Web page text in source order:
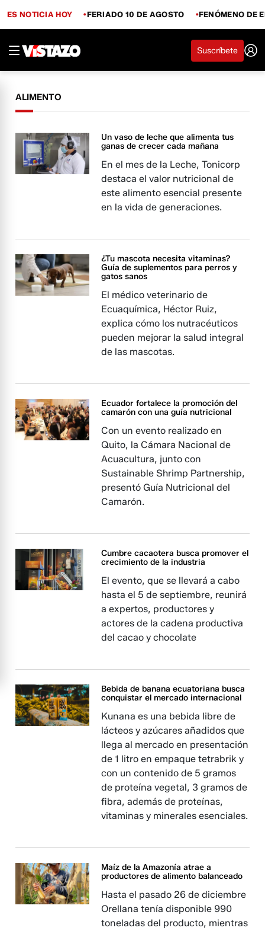
ES NOTICIA HOY FERIADO 10 DE AGOSTO FENÓMENO DE
Suscríbete
ALIMENTO
Un vaso de leche que alimenta tus
ganas de crecer cada mañana
En el mes de la Leche, Tonicorp
destaca el valor nutricional de
este alimento esencial presente
en la vida de generaciones.
¿Tu mascota necesita vitaminas?
Guía de suplementos para perros y
gatos sanos
El médico veterinario de
Ecuaquímica, Héctor Ruiz,
explica cómo los nutracéuticos
pueden mejorar la salud integral
de las mascotas.
Ecuador fortalece la promoción del
camarón con una guía nutricional
Con un evento realizado en
Quito, la Cámara Nacional de
Acuacultura, junto con
Sustainable Shrimp Partnership,
presentó Guía Nutricional del
Camarón.
Cumbre cacaotera busca promover el
crecimiento de la industria
El evento, que se llevará a cabo
hasta el 5 de septiembre, reunirá
a expertos, productores y
actores de la cadena productiva
del cacao y chocolate
Bebida de banana ecuatoriana busca
conquistar el mercado internacional
Kunana es una bebida libre de
lácteos y azúcares añadidos que
llega al mercado en presentación
de 1 litro en empaque tetrabrik y
con un contenido de 5 gramos
de proteína vegetal, 3 gramos de
fibra, además de proteínas,
vitaminas y minerales esenciales.
Maíz de la Amazonía atrae a
productores de alimento balanceado
Hasta el pasado 26 de diciembre
Orellana tenía disponible 990
toneladas del producto, mientras